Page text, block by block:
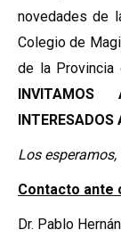
novedades de
Colegio de
de la Provincia
INTERESADOS
Los esperamos,
Contacto ante
Dr. Pablo